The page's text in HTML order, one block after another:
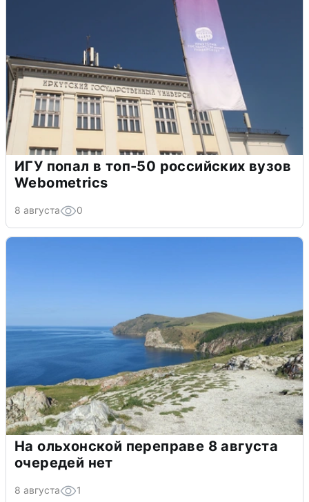
ИГУ попал в топ-50 российских вузов
Webometrics
8 августа 0
На ольхонской переправе 8 августа
очередей нет
8 августа 1